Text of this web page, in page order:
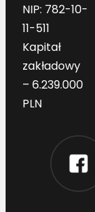
NIP: 782-10-
11-511
Kapitał
zakładowy
– 6.239.000
PLN